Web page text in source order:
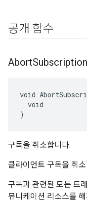
공개 함수
AbortSubscription
void
  void
)
구독을 취소합니다.
클라이언트 구독을 취
구독과 관련된 모든 트
뮤니케이션 리소스를